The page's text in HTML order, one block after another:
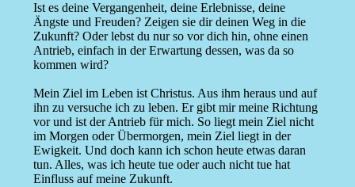
Ist es deine Vergangenheit, deine Erlebnisse, deine
Ängste und Freuden? Zeigen sie dir deinen Weg in die
Zukunft? Oder lebst du nur so vor dich hin, ohne einen
Antrieb, einfach in der Erwartung dessen, was da so
kommen wird?
Mein Ziel im Leben ist Christus. Aus ihm heraus und auf
ihn zu versuche ich zu leben. Er gibt mir meine Richtung
vor und ist der Antrieb für mich. So liegt mein Ziel nicht
im Morgen oder Übermorgen, mein Ziel liegt in der
Ewigkeit. Und doch kann ich schon heute etwas daran
tun. Alles, was ich heute tue oder auch nicht tue hat
Einfluss auf meine Zukunft.